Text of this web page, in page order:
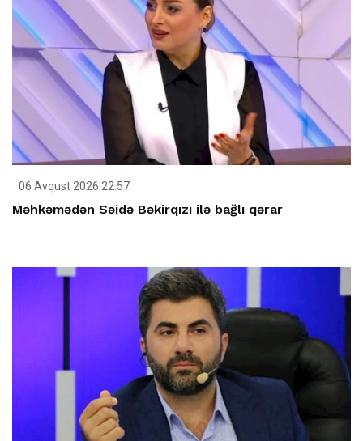
06 Avqust 2026 22:57
Məhkəmədən Səidə Bəkirqızı ilə bağlı qərar